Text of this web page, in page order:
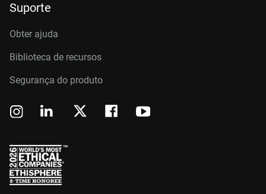
Suporte
Obter ajuda
Biblioteca de recursos
Segurança do produto